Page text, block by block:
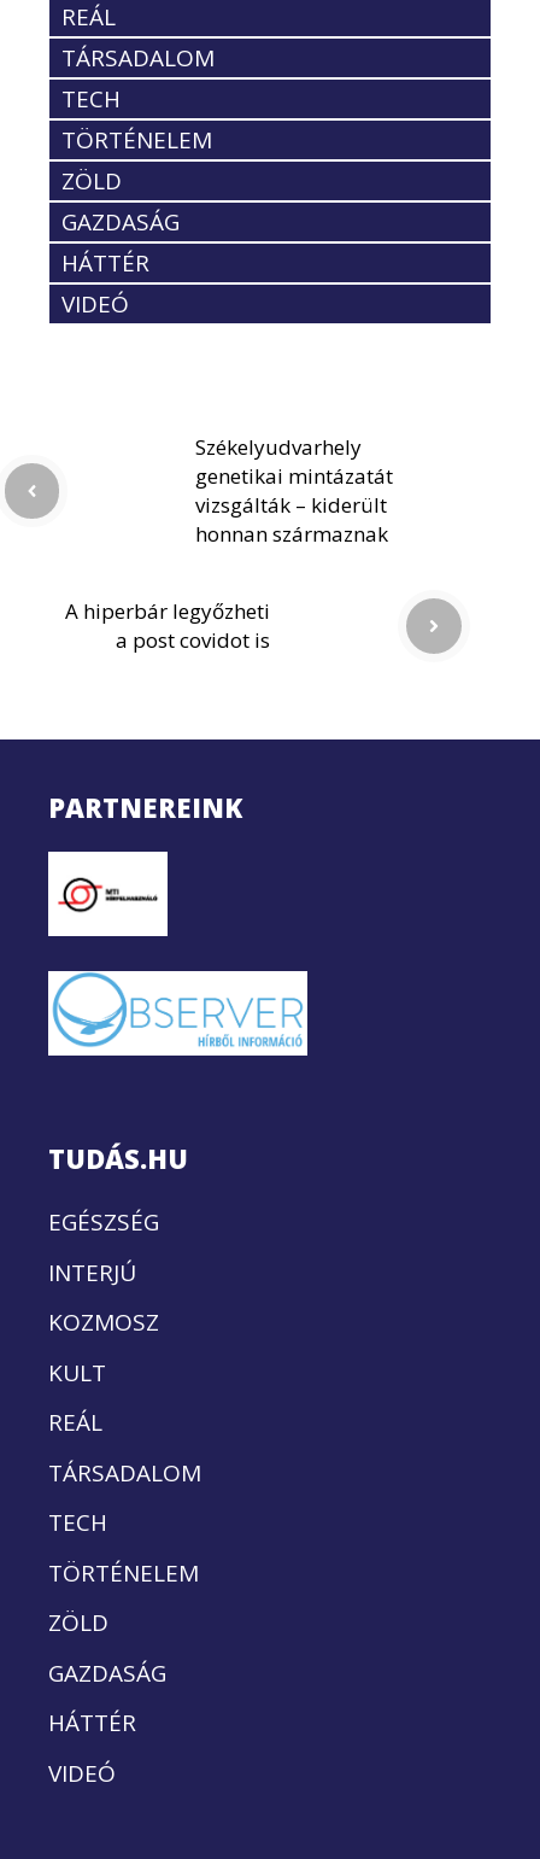
REÁL
TÁRSADALOM
TECH
TÖRTÉNELEM
ZÖLD
GAZDASÁG
HÁTTÉR
VIDEÓ
Székelyudvarhely
genetikai mintázatát
vizsgálták – kiderült
honnan származnak
A hiperbár legyőzheti
a post covidot is
PARTNEREINK
TUDÁS.HU
EGÉSZSÉG
INTERJÚ
KOZMOSZ
KULT
REÁL
TÁRSADALOM
TECH
TÖRTÉNELEM
ZÖLD
GAZDASÁG
HÁTTÉR
VIDEÓ